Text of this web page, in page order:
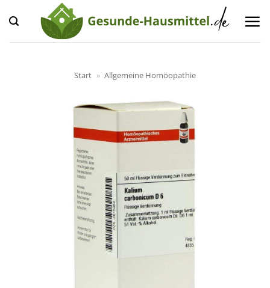
Inhalt
springen
Start » Allgemeine Homöopathie